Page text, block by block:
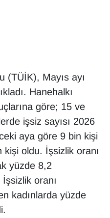
(TÜİK), Mayıs ayı
Hanehalkı
göre; 15 ve
işsiz sayısı 2026
aya göre 9 bin kişi
oldu. İşsizlik oranı
yüzde 8,2
oranı
kadınlarda yüzde